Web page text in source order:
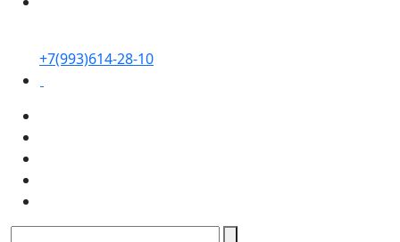
+7(993)614-28-10